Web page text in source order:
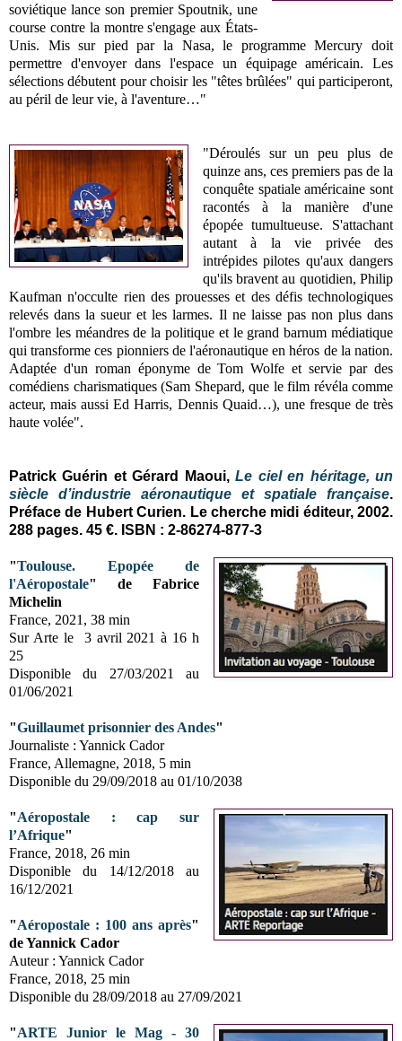
soviétique lance son premier Spoutnik, une
course contre la montre s'engage aux États-
Unis. Mis sur pied par la Nasa, le programme Mercury doit
permettre d'envoyer dans l'espace un équipage américain. Les
sélections débutent pour choisir les "têtes brûlées" qui participeront,
au péril de leur vie, à l'aventure…"
"Déroulés sur un peu plus de
quinze ans, ces premiers pas de la
conquête spatiale américaine sont
racontés à la manière d'une
épopée tumultueuse. S'attachant
autant à la vie privée des
intrépides pilotes qu'aux dangers
qu'ils bravent au quotidien, Philip
Kaufman n'occulte rien des prouesses et des défis technologiques
relevés dans la sueur et les larmes. Il ne laisse pas non plus dans
l'ombre les méandres de la politique et le grand barnum médiatique
qui transforme ces pionniers de l'aéronautique en héros de la nation.
Adaptée d'un roman éponyme de Tom Wolfe et servie par des
comédiens charismatiques (Sam Shepard, que le film révéla comme
acteur, mais aussi Ed Harris, Dennis Quaid…), une fresque de très
haute volée".
Patrick Guérin et Gérard Maoui,Le ciel en héritage, un
siècle d’industrie aéronautique et spatiale française.
Préface de Hubert Curien. Le cherche midi éditeur, 2002.
288 pages. 45 €. ISBN : 2-86274-877-3
"Toulouse. Epopée de
l'Aéropostale" de Fabrice
Michelin
France, 2021, 38 min
Sur Arte le 3 avril 2021 à 16 h
25
Disponible du 27/03/2021 au
01/06/2021
"Guillaumet prisonnier des Andes"
Journaliste : Yannick Cador
France, Allemagne, 2018, 5 min
Disponible du 29/09/2018 au 01/10/2038
"Aéropostale : cap sur
l’Afrique"
France, 2018, 26 min
Disponible du 14/12/2018 au
16/12/2021
"Aéropostale : 100 ans après"
de Yannick Cador
Auteur : Yannick Cador
France, 2018, 25 min
Disponible du 28/09/2018 au 27/09/2021
"ARTE Junior le Mag - 30